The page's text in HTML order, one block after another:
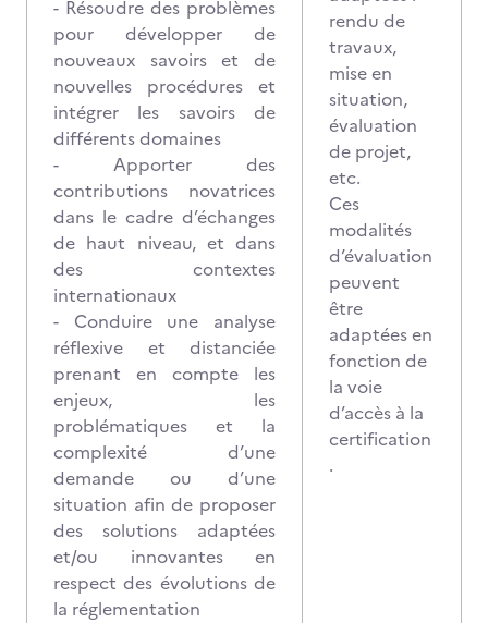
- Résoudre des problèmes
pour développer de
nouveaux savoirs et de
nouvelles procédures et
intégrer les savoirs de
différents domaines
- Apporter des
contributions novatrices
dans le cadre d’échanges
de haut niveau, et dans
des contextes
internationaux
- Conduire une analyse
réflexive et distanciée
prenant en compte les
enjeux, les
problématiques et la
complexité d’une
demande ou d’une
situation afin de proposer
des solutions adaptées
et/ou innovantes en
respect des évolutions de
la réglementation
rendu de
travaux,
mise en
situation,
évaluation
de projet,
etc.
Ces
modalités
d’évaluation
peuvent
être
adaptées en
fonction de
la voie
d’accès à la
certification
.